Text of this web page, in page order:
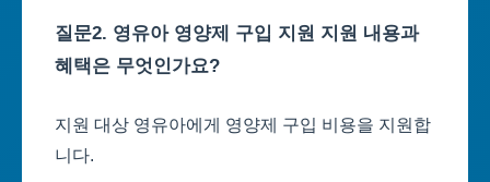
질문2. 영유아 영양제 구입 지원 지원 내용과
혜택은 무엇인가요?
지원 대상 영유아에게 영양제 구입 비용을 지원합
니다.